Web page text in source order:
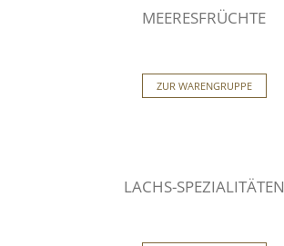
MEERESFRÜCHTE
ZUR WARENGRUPPE
LACHS-SPEZIALITÄTEN